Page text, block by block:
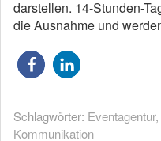
darstellen. 14-Stunden-
die Ausnahme und
Schlagwörter: Eventagentur,
Kommunikation